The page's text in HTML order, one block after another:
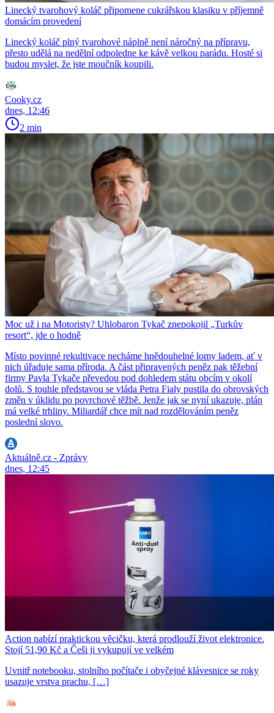
Linecký tvarohový koláč připomene cukrářskou klasiku v příjemně
domácím provedení
Linecký koláč plný tvarohové náplně není náročný na přípravu,
přesto udělá na nedělní odpoledne ke kávě velkou parádu. Hosté si
budou myslet, že jste moučník koupili.
Cooky.cz
dnes, 12:46
2 min
Moc už i na Motoristy? Uhlobaron Tykač znepokojil „Turkův
resort“, jde o hodně
Místo povinné rekultivace necháme hnědouhelné lomy ladem, ať v
nich úřaduje sama příroda. A část připravených peněz pak těžební
firmy Pavla Tykače převedou pod dohledem státu obcím v okolí
dolů. S touhle představou se vláda Petra Fialy pustila do obrovských
změn v úklidu po povrchové těžbě. Jenže jak se nyní ukazuje, plán
má velké trhliny. Miliardář chce mít nad rozdělováním peněz
poslední slovo.
Aktuálně.cz - Zprávy
dnes, 12:45
Action nabízí praktickou věcičku, která prodlouží život elektronice.
Stojí 51,90 Kč a Češi ji vykupují ve velkém
Uvnitř notebooku, stolního počítače i obyčejné klávesnice se roky
usazuje vrstva prachu, […]